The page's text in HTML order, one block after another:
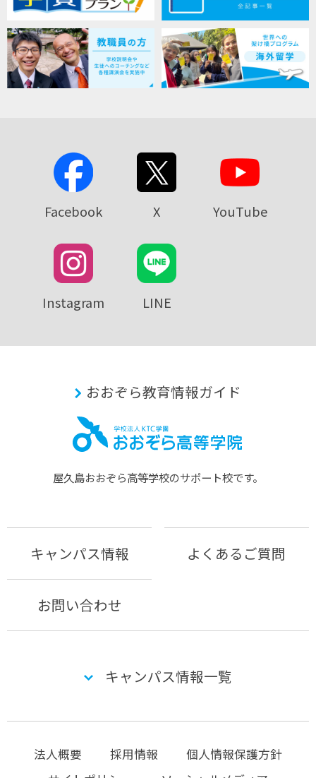
Facebook X YouTube
Instagram LINE
おおぞら教育情報ガイド
屋久島おおぞら⾼等学校のサポート校です。
キャンパス情報 よくあるご質問
お問い合わせ
キャンパス情報一覧
法人概要 採用情報
個人情報保護方針